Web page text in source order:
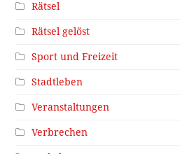
Rätsel
Rätsel gelöst
Sport und Freizeit
Stadtleben
Veranstaltungen
Verbrechen